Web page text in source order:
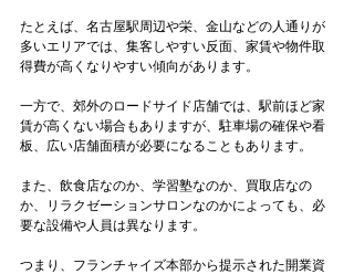
たとえば、名古屋駅周辺や栄、金山などの人通りが
多いエリアでは、集客しやすい反面、家賃や物件取
得費が高くなりやすい傾向があります。
一方で、郊外のロードサイド店舗では、駅前ほど家
賃が高くない場合もありますが、駐車場の確保や看
板、広い店舗面積が必要になることもあります。
また、飲食店なのか、学習塾なのか、買取店なの
か、リラクゼーションサロンなのかによっても、必
要な設備や人員は異なります。
つまり、フランチャイズ本部から提示された開業資